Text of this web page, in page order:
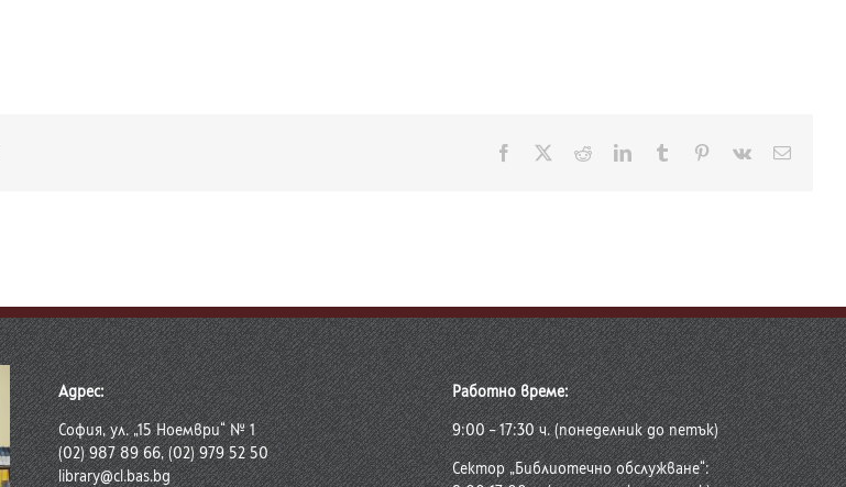
Facebook RedditLinkedInTumblr Pinterest
Vk
Адрес:
София, ул. „15 Ноември“ № 1
(02) 987 89 66, (02) 979 52 50
library@cl.bas.bg
Работно време:
9:00 – 17:30 ч. (понеделник до петък)
Сектор „Библиотечно обслужване“: